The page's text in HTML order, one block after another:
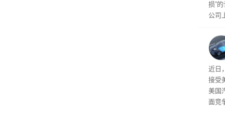
损”
公司
事
给
近日
接受
美国
面竞